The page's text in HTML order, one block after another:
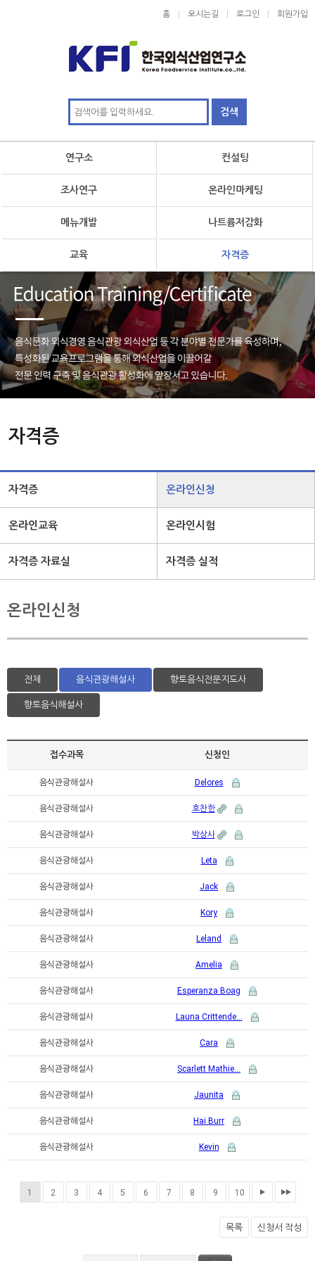
홈 오시는길 로그인 회원가입
연구소 컨설팅
조사연구 온라인마케팅
메뉴개발 나트륨저감화
교육 자격증
자격증
자격증 온라인신청
온라인교육 온라인시험
자격증 자료실 자격증 실적
온라인신청
전체 음식관광해설사 향토음식전문지도사
향토음식해설사
접수과목 신청인
음식관광해설사 Delores
음식관광해설사 호찬한
음식관광해설사 박상사
음식관광해설사 Leta
음식관광해설사 Jack
음식관광해설사 Kory
음식관광해설사 Leland
음식관광해설사 Amelia
음식관광해설사 Esperanza Boag
음식관광해설사 Launa Crittende…
음식관광해설사 Cara
음식관광해설사 Scarlett Mathie…
음식관광해설사 Jaunita
음식관광해설사 Hai Burr
음식관광해설사 Kevin
1 2 3 4 5 6 7 8 9 10
목록 신청서 작성